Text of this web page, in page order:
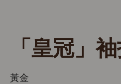
「皇冠」
黃金